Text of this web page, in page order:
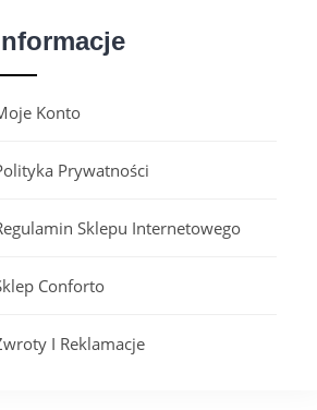
Konto
Prywatności
Sklepu Internetowego
Conforto
I Reklamacje